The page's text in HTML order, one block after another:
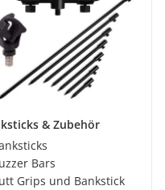
& Zubehör
Bars
Grips und Bankstick